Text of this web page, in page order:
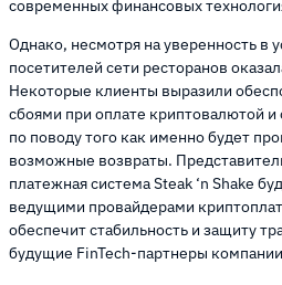
современных финансовых
Однако, несмотря на уверенность в
посетителей сети ресторанов
Некоторые клиенты выразили
сбоями при оплате криптовалютой и
по поводу того как именно будет
возможные возвраты.
платежная система Steak ‘n Shake
ведущими провайдерами
обеспечит стабильность и защиту
будущие FinTech-партнеры